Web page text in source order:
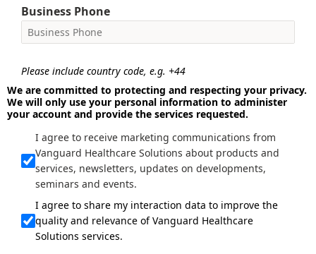
Business Phone
Please include country code, e.g. +44
We are committed to protecting and respecting your privacy.
We will only use your personal information to administer
your account and provide the services requested.
I agree to receive marketing communications from
Vanguard Healthcare Solutions about products and
services, newsletters, updates on developments,
seminars and events.
I agree to share my interaction data to improve the
quality and relevance of Vanguard Healthcare
Solutions services.